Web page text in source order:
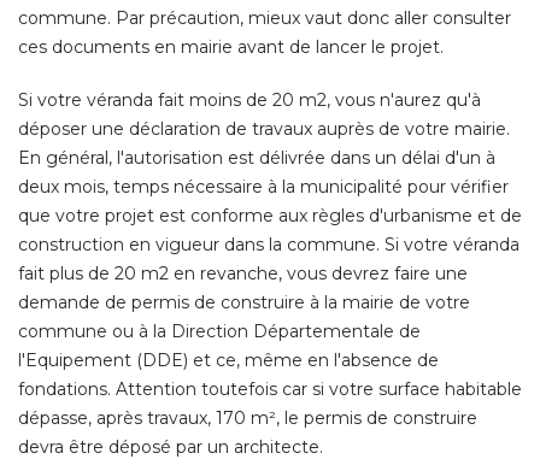
déposer une déclaration de travaux auprès de votre mairie.
En général, l'autorisation est délivrée dans un délai d'un à
que votre projet est conforme aux règles d'urbanisme et de
construction en vigueur dans la commune. Si votre véranda
fait plus de 20 m2 en revanche, vous devrez faire une
demande de permis de construire à la mairie de votre
commune ou à la Direction Départementale de
l'Equipement (DDE) et ce, même en l'absence de
fondations. Attention toutefois car si votre surface habitable
dépasse, après travaux, 170 m², le permis de construire
devra être déposé par un architecte.
L'esthétique - Bien choisir sa